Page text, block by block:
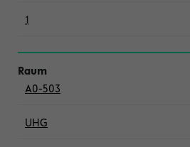
1
A0-503
UHG